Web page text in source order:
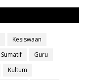
Kesiswaan
Sumatif
Guru
Kultum